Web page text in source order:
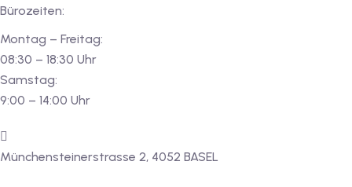
Bürozeiten:
Montag – Freitag:
08:30 – 18:30 Uhr
Samstag:
9:00 – 14:00 Uhr
Münchensteinerstrasse 2, 4052 BASEL